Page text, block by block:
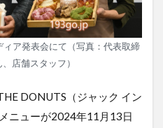
ィア発表会にて（写真：代表取締
店舗スタッフ）
DONUTS（ジャック イン
ニューが2024年11月13日